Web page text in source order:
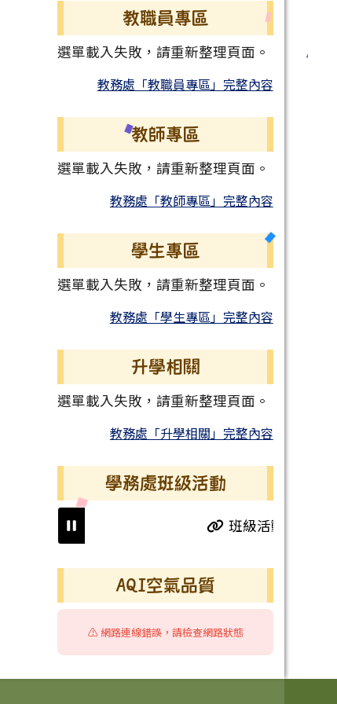
教職員專區
選單載入失敗，請重新整理頁面。
教務處「教職員專區」完整內容
教師專區
選單載入失敗，請重新整理頁面。
教務處「教師專區」完整內容
學生專區
選單載入失敗，請重新整理頁面。
教務處「學生專區」完整內容
升學相關
選單載入失敗，請重新整理頁面。
教務處「升學相關」完整內容
學務處班級活動
班級活動
右邊區域內容
AQI空氣品質
⚠️ 網路連線錯誤，請檢查網路狀態